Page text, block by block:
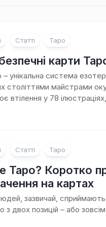
Статті Таро
карти
унікальна система
століттями майстрами
втілення у 78
Статті Таро
Таро? Коротко
на картах
зазвичай,
з двох позицій – або